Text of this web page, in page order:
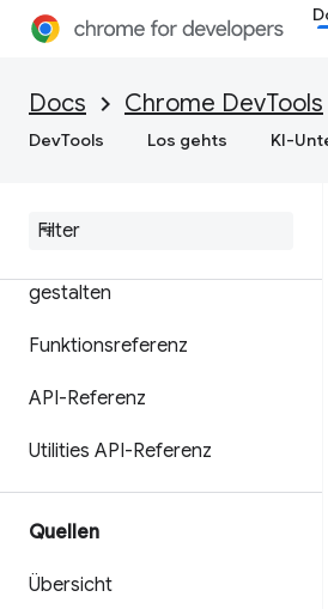
Docs Chrome DevTools
DevTools Los gehts KI-
Konsolenstatistiken
Logeinträge
gestalten
Funktionsreferenz
API-Referenz
Utilities API-Referenz
Quellen
Übersicht